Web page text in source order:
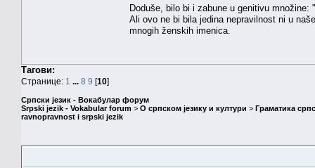
Doduše, bilo bi i zabune u genitivu
Ali ovo ne bi bila jedina nepravilnost ni u
mnogih ženskih imenica.
Тагови:
Странице: 1 ... 8 9 [10]
Српски језик - Вокабулар форум
Srpski jezik - Vokabular forum > О српском језику и култури > Граматика
ravnopravnost i srpski jezik